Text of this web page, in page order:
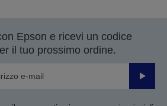
Epson e ricevi un codice
il tuo prossimo ordine.
Invia